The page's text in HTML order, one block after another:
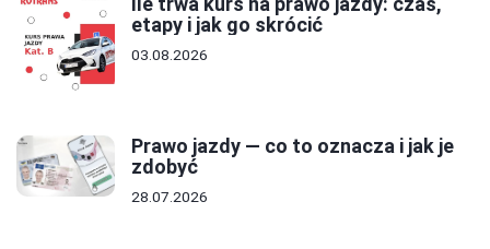
etapy i jak go skrócić
03.08.2026
Prawo jazdy — co to oznacza i jak je
zdobyć
28.07.2026